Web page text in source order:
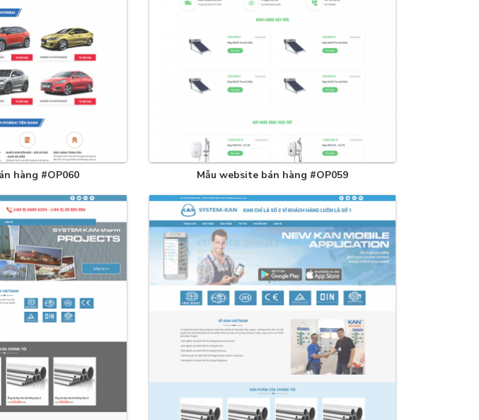
hàng #OP060 Mẫu website bán hàng #OP059